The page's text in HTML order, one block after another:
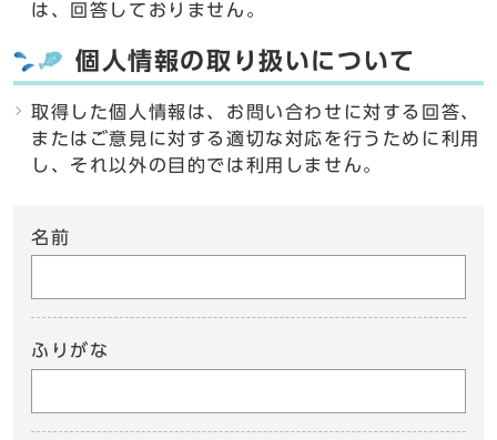
は、回答しておりません。
個人情報の取り扱いについて
取得した個人情報は、お問い合わせに対する回答、
またはご意見に対する適切な対応を行うために利用
し、それ以外の目的では利用しません。
名前
ふりがな